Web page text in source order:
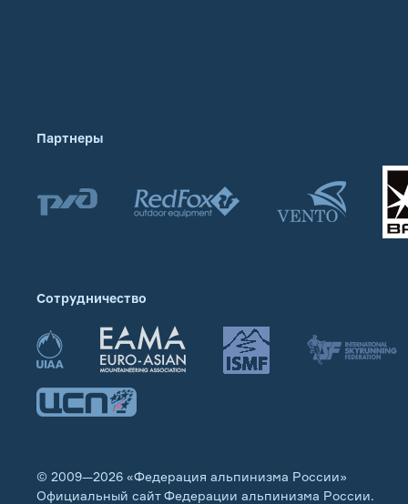
Партнеры
Сотрудничество
© 2009—2026 «Федерация альпинизма России»
Официальный сайт Федерации альпинизма России.